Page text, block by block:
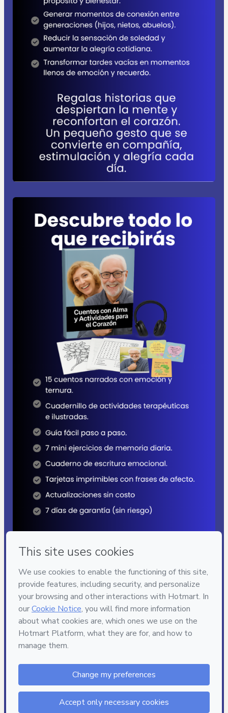
Your information is 100% secure
Safe purchase
Secure and authenticated environment
Approved content